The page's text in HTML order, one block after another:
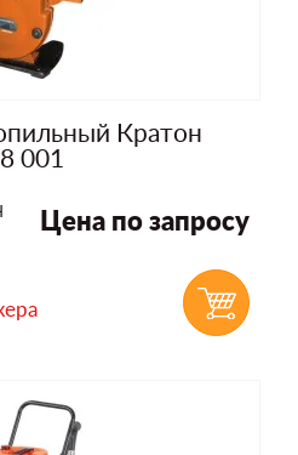
Кратон
001
Цена по запросу